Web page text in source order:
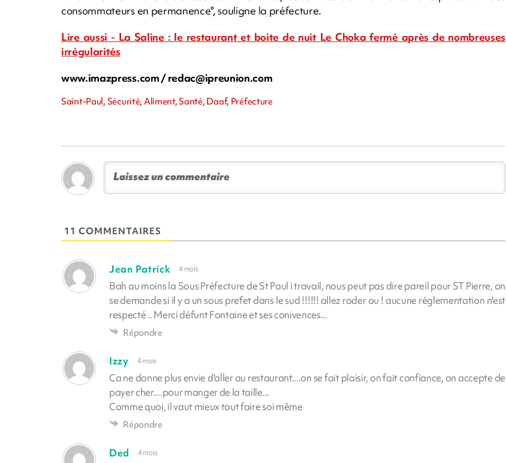
consommateurs en permanence", souligne la préfecture.
Lire aussi - La Saline : le restaurant et boite de nuit Le Choka fermé après de nombreuses
irrégularités
www.imazpress.com /redac@ipreunion.com
Saint-Paul, Sécurité, Aliment, Santé, Daaf, Préfecture
11 COMMENTAIRES
Jean Patrick 4 mois
Bah au moins la Sous Préfecture de St Paul i travail, nous peut pas dire pareil pour ST Pierre, on
se demande si il y a un sous prefet dans le sud !!!!!! allez roder ou ! aucune réglementation n'est
respecté .. Merci défunt Fontaine et ses conivences...
Répondre
Izzy 4 mois
Ca ne donne plus envie d'aller au restaurant....on se fait plaisir, on fait confiance, on accepte de
payer cher....pour manger de la taille...
Comme quoi, il vaut mieux tout faire soi même
Répondre
Ded 4 mois